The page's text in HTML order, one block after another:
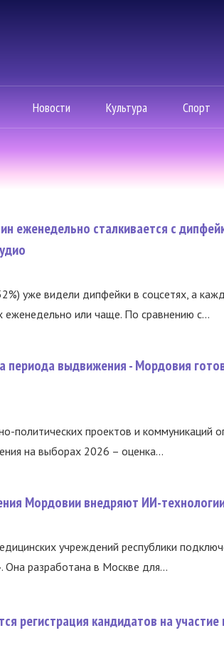
Новости Культура Спорт
еженедельно сталкивается с
уже видели дипфейки в соцсетях, а
еженедельно или чаще. По сравнению с...
периода выдвижения - Мордовия
политических проектов и коммуникаций
на выборах 2026 – оценка...
Мордовии внедряют ИИ-
учреждений республики
разработана в Москве для...
регистрация кандидатов на